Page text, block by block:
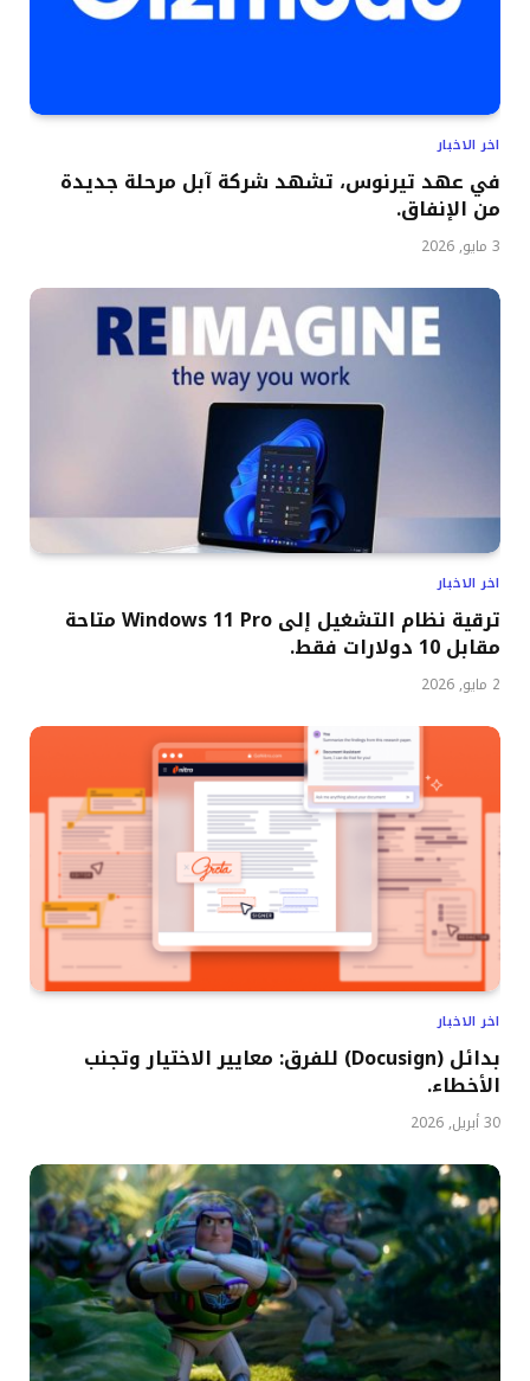
اخر الاخبار
في عهد تيرنوس، تشهد شركة آبل مرحلة جديدة
من الإنفاق.
3 مايو, 2026
اخر الاخبار
ترقية نظام التشغيل إلى Windows 11 Pro متاحة
مقابل 10 دولارات فقط.
2 مايو, 2026
اخر الاخبار
بدائل (Docusign) للفرق: معايير الاختيار وتجنب
الأخطاء.
30 أبريل, 2026